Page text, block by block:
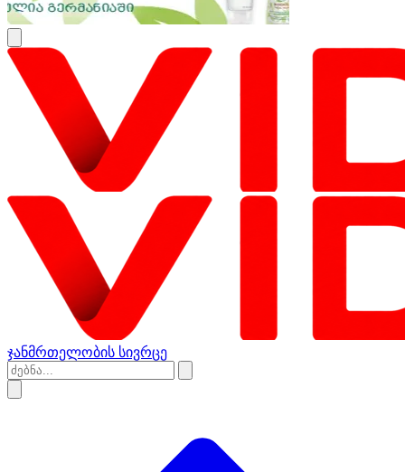
ჯანმრთელობის სივრცე